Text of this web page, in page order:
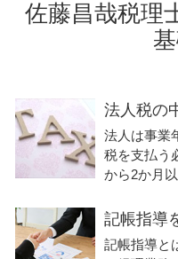
佐藤昌哉税理
法人税の
法人は事業
税を支払う
から2か月
記帳指導
記帳指導と